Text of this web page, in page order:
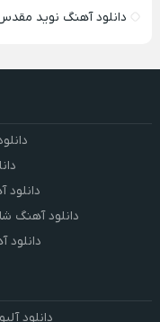
دانلود آهنگ نوید
دانلود آهنگ
دانلود
دانلود